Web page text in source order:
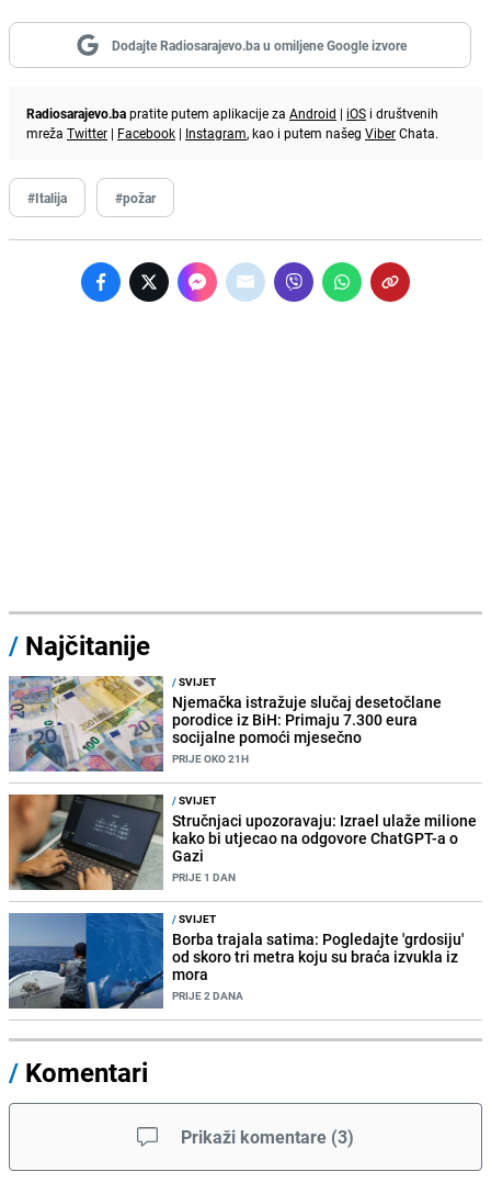
Dodajte Radiosarajevo.ba u omiljene Google izvore
Radiosarajevo.bapratite putem aplikacije za Android | iOS i društvenih
mreža Twitter | Facebook | Instagram, kao i putem našeg ViberChata.
#Italija #požar
/ Najčitanije
/SVIJET
Njemačka istražuje slučaj desetočlane
porodice iz BiH: Primaju 7.300 eura
socijalne pomoći mjesečno
PRIJE OKO 21H
/SVIJET
Stručnjaci upozoravaju: Izrael ulaže milione
kako bi utjecao na odgovore ChatGPT-a o
Gazi
PRIJE 1 DAN
/SVIJET
Borba trajala satima: Pogledajte 'grdosiju'
od skoro tri metra koju su braća izvukla iz
mora
PRIJE 2 DANA
/ Komentari
Prikaži komentare (3)